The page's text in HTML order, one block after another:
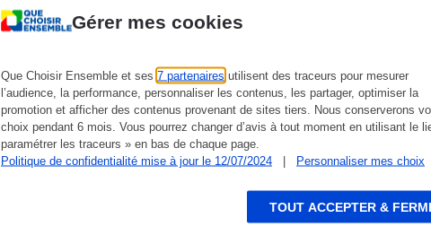
Gérer mes cookies
Que Choisir Ensemble et ses 7 partenaires utilisent des traceurs pour mesurer
l’audience, la performance, personnaliser les contenus, les partager, optimiser la
promotion et afficher des contenus provenant de sites tiers. Nous conserverons
choix pendant 6 mois. Vous pourrez changer d’avis à tout moment en utilisant le
paramétrer les traceurs » en bas de chaque page.
Politique de confidentialité mise à jour le 12/07/2024
| Personnaliser mes choix
TOUT ACCEPTER &